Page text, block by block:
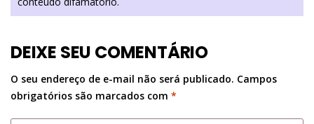
DEIXE SEU COMENTÁRIO
O seu endereço de e-mail não será publicado. Campos
obrigatórios são marcados com *